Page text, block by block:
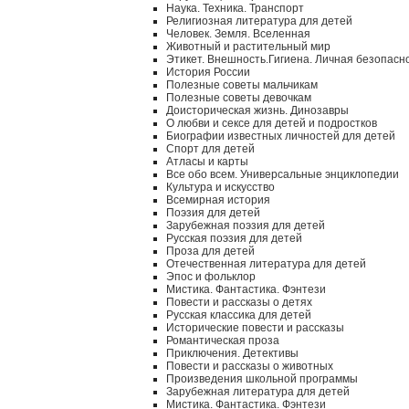
Наука. Техника. Транспорт
Религиозная литература для детей
Человек. Земля. Вселенная
Животный и растительный мир
Этикет. Внешность.Гигиена. Личная
История России
Полезные советы мальчикам
Полезные советы девочкам
Доисторическая жизнь. Динозавры
О любви и сексе для детей и подростков
Биографии известных личностей для детей
Спорт для детей
Атласы и карты
Все обо всем. Универсальные энциклопедии
Культура и искусство
Всемирная история
Поэзия для детей
Зарубежная поэзия для детей
Русская поэзия для детей
Проза для детей
Отечественная литература для детей
Эпос и фольклор
Мистика. Фантастика. Фэнтези
Повести и рассказы о детях
Русская классика для детей
Исторические повести и рассказы
Романтическая проза
Приключения. Детективы
Повести и рассказы о животных
Произведения школьной программы
Зарубежная литература для детей
Мистика. Фантастика. Фэнтези